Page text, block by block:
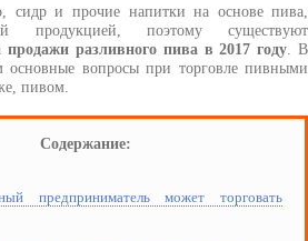
сидр и прочие напитки на основе пива,
продукцией, поэтому существуют
продажи разливного пива в 2017 году . В
основные вопросы при торговле пивными
пивом.
Содержание:
предприниматель может торговать